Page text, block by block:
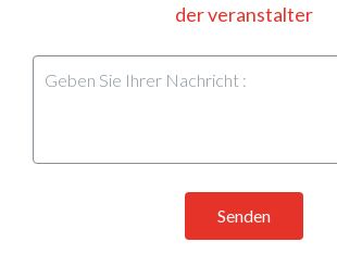
der veranstalter
Senden